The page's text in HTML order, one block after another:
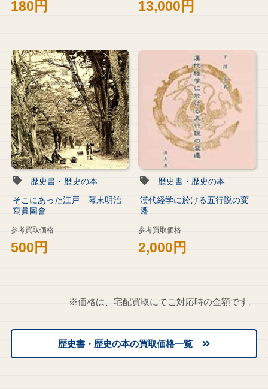
180円 13,000円
歴史書・歴史の本
そこにあった江戸 幕末明治
寫眞圖會
参考買取価格
500円
歴史書・歴史の本
漢代経学に於ける五行説の変
遷
参考買取価格
2,000円
※価格は、宅配買取にてご対応時の金額です。
歴史書・歴史の本の買取価格一覧